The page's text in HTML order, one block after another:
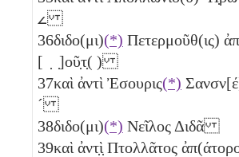
𐅵
36διδο(μι)(*) Πετερμοῦθ(ις)
[ ̣ ̣]οῦ̣τ̣( )
37καὶ ἀντὶ Ἐσουρις(*)
´
38διδο(μι)(*) Νεῖλος Διδᾶ
39καὶ ἀντ̣ὶ̣ Πτολλᾶτος